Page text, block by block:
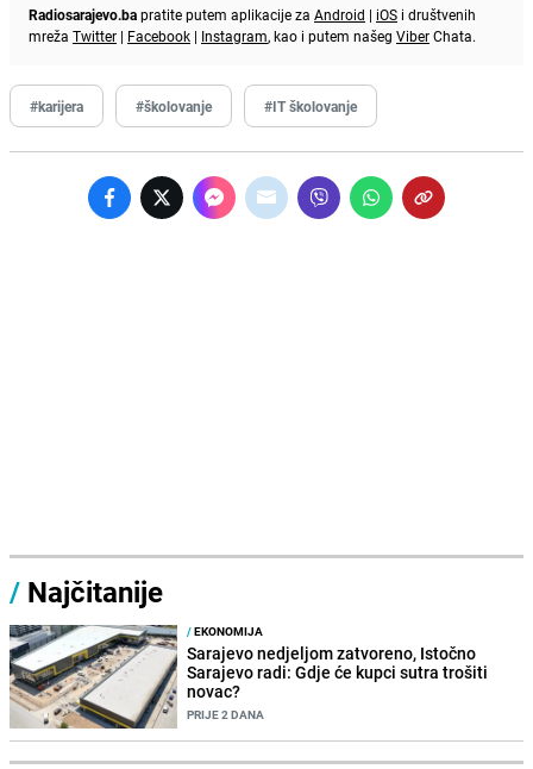
Radiosarajevo.bapratite putem aplikacije za Android | iOS i društvenih
mreža Twitter | Facebook | Instagram, kao i putem našeg ViberChata.
#karijera #školovanje #IT školovanje
/ Najčitanije
/EKONOMIJA
Sarajevo nedjeljom zatvoreno, Istočno
Sarajevo radi: Gdje će kupci sutra trošiti
novac?
PRIJE 2 DANA